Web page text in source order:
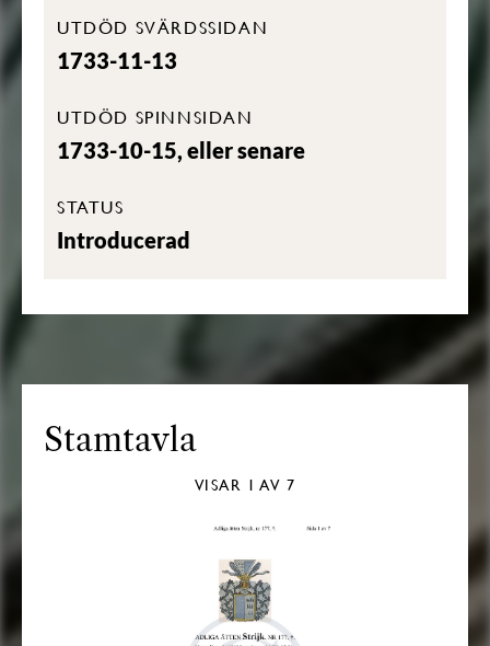
UTDÖD SVÄRDSSIDAN
1733-11-13
UTDÖD SPINNSIDAN
1733-10-15, eller senare
STATUS
Introducerad
Stamtavla
VISAR 1 AV 7